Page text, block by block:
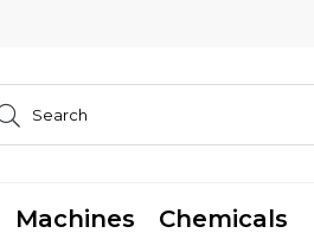
Machines Chemicals